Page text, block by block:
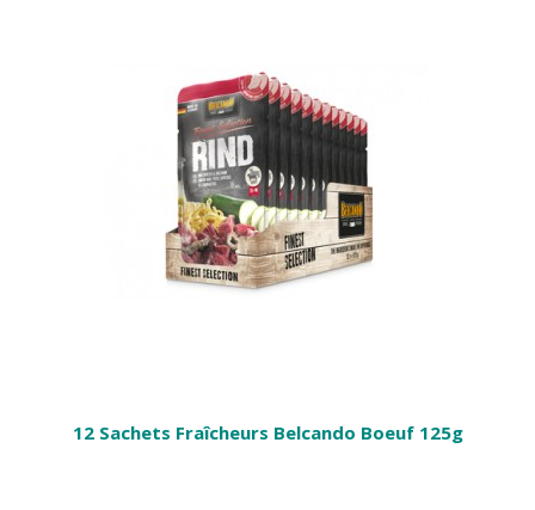
12 Sachets Fraîcheurs Belcando Boeuf 125g